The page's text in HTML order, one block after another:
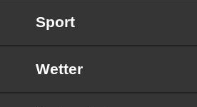
Sport
Wetter